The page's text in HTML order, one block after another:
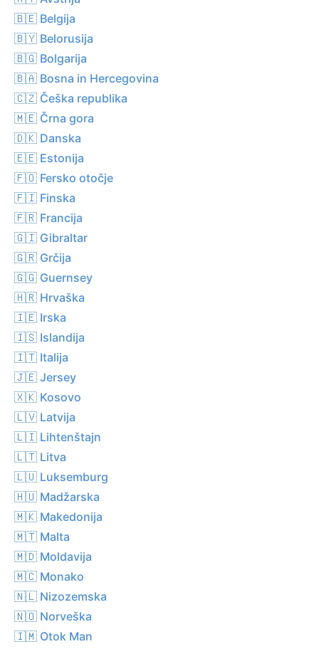
🇧🇪 Belgija
🇧🇾 Belorusija
🇧🇬 Bolgarija
🇧🇦 Bosna in Hercegovina
🇨🇿 Češka republika
🇲🇪 Črna gora
🇩🇰 Danska
🇪🇪 Estonija
🇫🇴 Fersko otočje
🇫🇮 Finska
🇫🇷 Francija
🇬🇮 Gibraltar
🇬🇷 Grčija
🇬🇬 Guernsey
🇭🇷 Hrvaška
🇮🇪 Irska
🇮🇸 Islandija
🇮🇹 Italija
🇯🇪 Jersey
🇽🇰 Kosovo
🇱🇻 Latvija
🇱🇮 Lihtenštajn
🇱🇹 Litva
🇱🇺 Luksemburg
🇭🇺 Madžarska
🇲🇰 Makedonija
🇲🇹 Malta
🇲🇩 Moldavija
🇲🇨 Monako
🇳🇱 Nizozemska
🇳🇴 Norveška
🇮🇲 Otok Man